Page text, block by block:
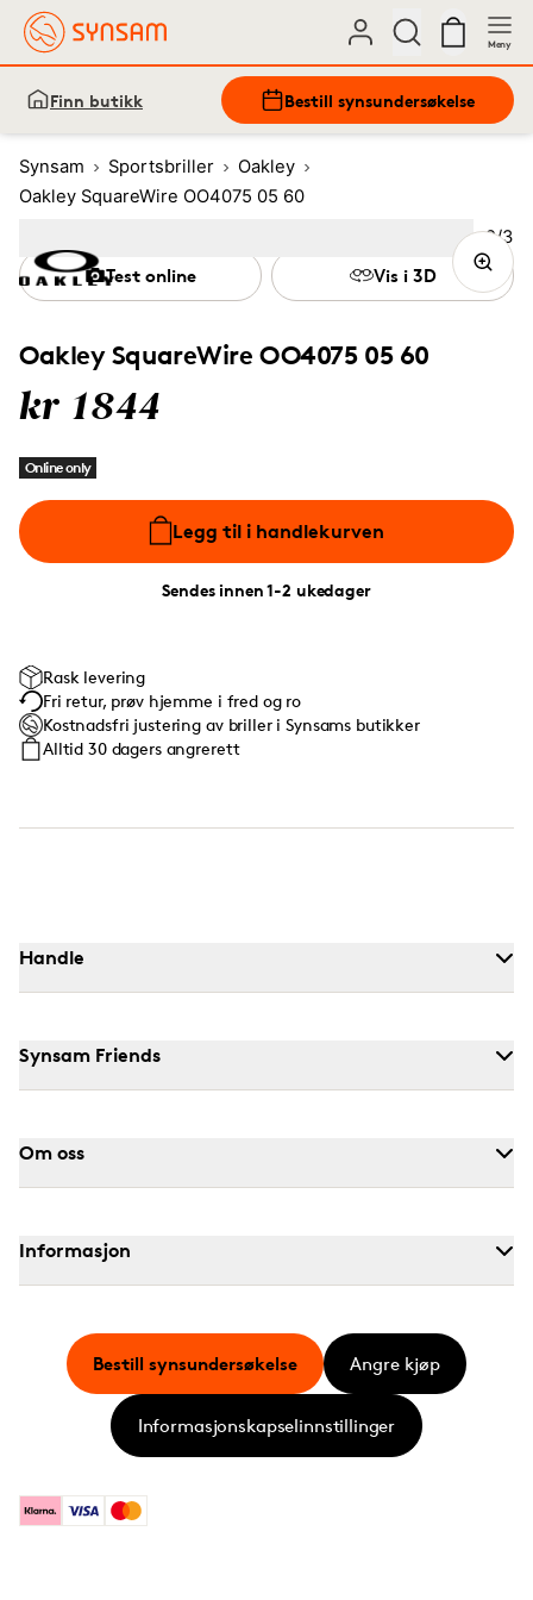
Meny
Finn butikk Bestill synsundersøkelse
Synsam Sportsbriller
Oakley
Oakley SquareWire OO4075 05 60
Oakley SquareWire OO4075 05 60
kr 1844
Online only
Legg til i handlekurven
Sendes innen 1-2 ukedager
Test online Vis i 3D
Rask levering
Fri retur, prøv hjemme i fred og ro
Kostnadsfri justering av briller i Synsams butikker
Alltid 30 dagers angrerett
Bilde
2/3
Image 3
Handle
Synsam Friends
Om oss
Informasjon
KlarnaVisa Mastercard
Bestill synsundersøkelse Angre kjøp
Informasjonskapselinnstillinger